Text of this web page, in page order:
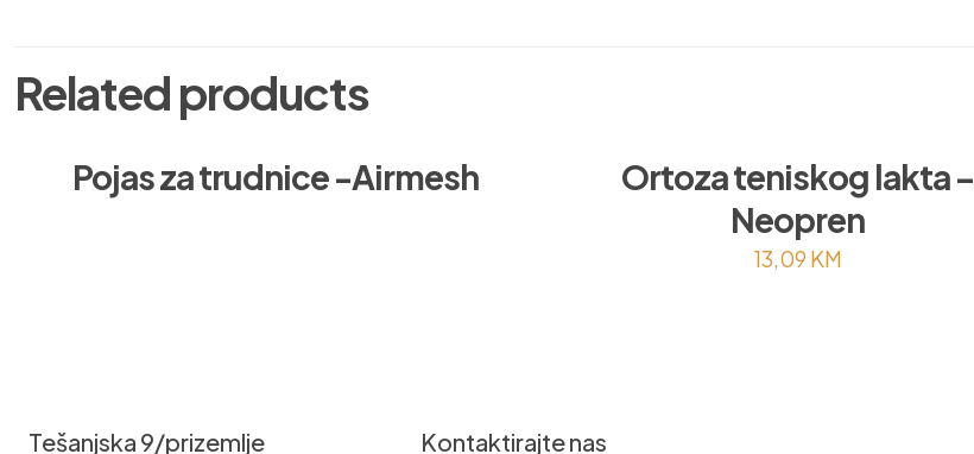
Related products
Pojas za trudnice -Airmesh
Ortoza teniskog lakta –
Neopren
13,09 KM
Tešanjska 9/prizemlje
Kontaktirajte nas